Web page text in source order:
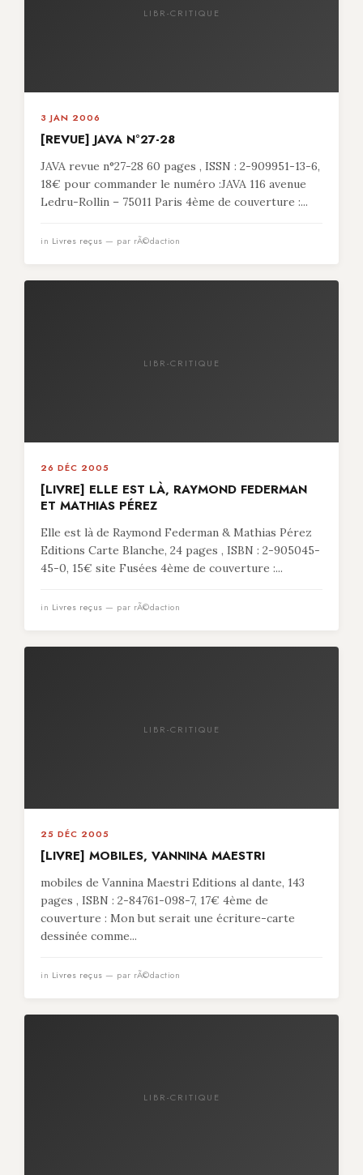
LIBR-CRITIQUE
3 JAN 2006
[REVUE] JAVA N°27-28
JAVA revue n°27-28 60 pages , ISSN : 2-909951-13-6,
18€ pour commander le numéro :JAVA 116 avenue
Ledru-Rollin – 75011 Paris 4ème de couverture :...
in Livres reçus — par rÃ©daction
LIBR-CRITIQUE
26 DÉC 2005
[LIVRE] ELLE EST LÀ, RAYMOND FEDERMAN
ET MATHIAS PÉREZ
Elle est là de Raymond Federman & Mathias Pérez
Editions Carte Blanche, 24 pages , ISBN : 2-905045-
45-0, 15€ site Fusées 4ème de couverture :...
in Livres reçus — par rÃ©daction
LIBR-CRITIQUE
25 DÉC 2005
[LIVRE] MOBILES, VANNINA MAESTRI
mobiles de Vannina Maestri Editions al dante, 143
pages , ISBN : 2-84761-098-7, 17€ 4ème de
couverture : Mon but serait une écriture-carte
dessinée comme...
in Livres reçus — par rÃ©daction
LIBR-CRITIQUE